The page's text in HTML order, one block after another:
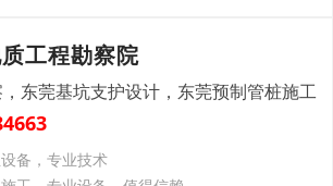
工程勘察院
东莞基坑支护设计，东莞预制管桩施工
备，专业技术